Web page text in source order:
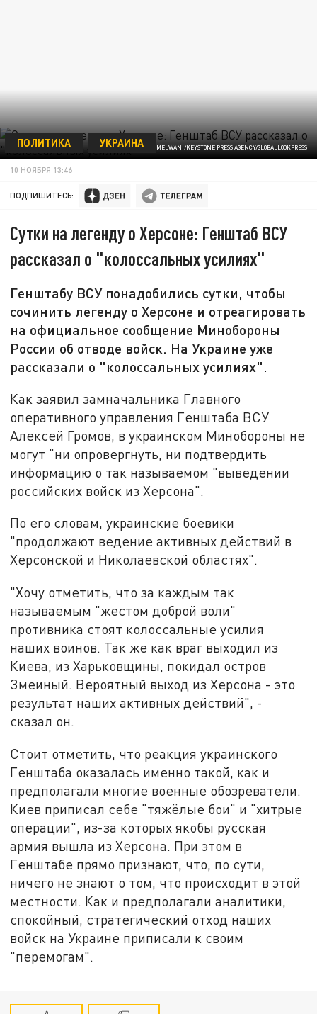
© MIHIR MELWANI/KEYSTONE PRESS AGENCY/GLOBALLOOKPRESS
ПОЛИТИКА УКРАИНА
10 НОЯБРЯ 13:46
ПОДПИШИТЕСЬ:
Сутки на легенду о Херсоне: Генштаб ВСУ
рассказал о "колоссальных усилиях"
Генштабу ВСУ понадобились сутки, чтобы
сочинить легенду о Херсоне и отреагировать
на официальное сообщение Минобороны
России об отводе войск. На Украине уже
рассказали о "колоссальных усилиях".
Как заявил замначальника Главного
оперативного управления Генштаба ВСУ
Алексей Громов, в украинском Минобороны не
могут "ни опровергнуть, ни подтвердить
информацию о так называемом "выведении
российских войск из Херсона".
По его словам, украинские боевики
"продолжают ведение активных действий в
Херсонской и Николаевской областях".
"Хочу отметить, что за каждым так
называемым "жестом доброй воли"
противника стоят колоссальные усилия
наших воинов. Так же как враг выходил из
Киева, из Харьковщины, покидал остров
Змеиный. Вероятный выход из Херсона - это
результат наших активных действий", -
сказал он.
Стоит отметить, что реакция украинского
Генштаба оказалась именно такой, как и
предполагали многие военные обозреватели.
Киев приписал себе "тяжёлые бои" и "хитрые
операции", из-за которых якобы русская
армия вышла из Херсона. При этом в
Генштабе прямо признают, что, по сути,
ничего не знают о том, что происходит в этой
местности. Как и предполагали аналитики,
спокойный, стратегический отход наших
войск на Украине приписали к своим
"перемогам".